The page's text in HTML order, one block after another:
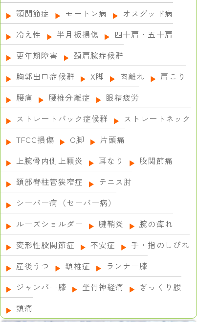
顎関節症
モートン病
オスグッド病
冷え性
半月板損傷
四十肩・五十肩
更年期障害
頚肩腕症候群
胸郭出口症候群
X脚 肉離れ
肩こり
腰痛
腰椎分離症
眼精疲労
ストレートバック症候群
ストレートネック
TFCC損傷
О脚
片頭痛
上腕骨内側上顆炎
耳なり
股関節痛
頚部脊柱管狭窄症
テニス肘
シーバー病（セーバー病）
ルーズショルダー
腱鞘炎
腕の痺れ
変形性股関節症
不安症
手・指のしびれ
産後うつ
頚椎症
ランナー膝
ジャンパー膝
坐骨神経痛
ぎっくり腰
頭痛